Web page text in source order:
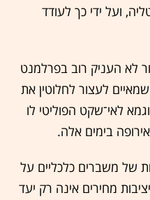
ועל ידי כך לעודד
לא העניק רוב בפרלמנט
לעצור לחלוטין את
לאי־שקט הפוליטי לו
בימים אלה.
של משברים כלכליים על
מחירים אינה רק יעד